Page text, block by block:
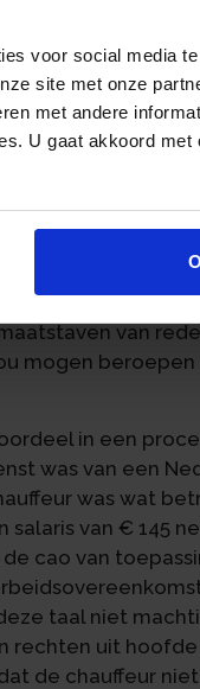
voor social media
site met onze
met andere
U gaat akkoord met
een lange
gaat
de daarvoor
dat, als
de schuldeiser,
verborgen
waar een
door
van
mogen
in een
was van een
was wat
salaris van € 145
cao van
taal niet
rechten uit
de chauffeur